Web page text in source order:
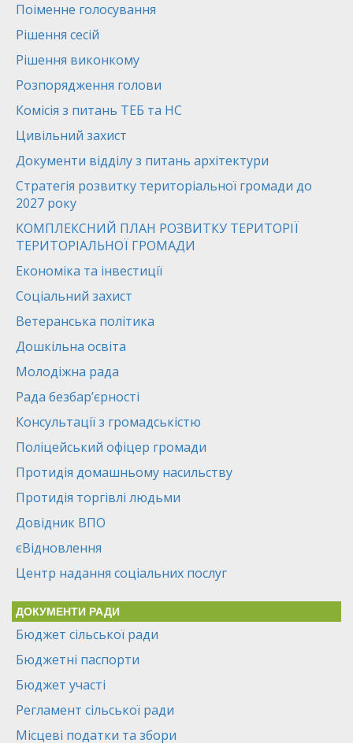
Поіменне голосування
Рішення сесій
Рішення виконкому
Розпорядження голови
Комісія з питань ТЕБ та НС
Цивільний захист
Документи відділу з питань архітектури
Стратегія розвитку територіальної громади до
2027 року
КОМПЛЕКСНИЙ ПЛАН РОЗВИТКУ ТЕРИТОРІЇ
ТЕРИТОРІАЛЬНОЇ ГРОМАДИ
Економіка та інвестиції
Соціальний захист
Ветеранська політика
Дошкільна освіта
Молодіжна рада
Рада безбар’єрності
Консультації з громадськістю
Поліцейський офіцер громади
Протидія домашньому насильству
Протидія торгівлі людьми
Довідник ВПО
єВідновлення
Центр надання соціальних послуг
ДОКУМЕНТИ РАДИ
Бюджет сільської ради
Бюджетні паспорти
Бюджет участі
Регламент сільської ради
Місцеві податки та збори